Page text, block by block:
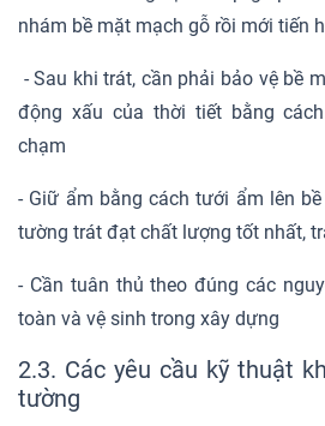
nhám bề mặt mạch gỗ rồi mới tiến
- Sau khi trát, cần phải bảo vệ bề
động xấu của thời tiết bằng
chạm
- Giữ ẩm bằng cách tưới ẩm lên
tường trát đạt chất lượng tốt nhất,
- Cần tuân thủ theo đúng các
toàn và vệ sinh trong xây dựng
2.3. Các yêu cầu kỹ thuật
tường